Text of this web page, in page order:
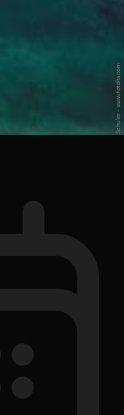
© Fotolia / Jan Schuler - www.fotolia.com